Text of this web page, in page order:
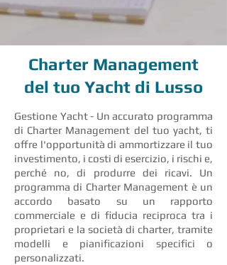
Charter Management
del tuo Yacht di Lusso
Gestione Yacht - Un accurato programma
di Charter Management del tuo yacht, ti
offre l'opportunità di ammortizzare il tuo
investimento, i costi di esercizio, i rischi e,
perché no, di produrre dei ricavi. Un
programma di Charter Management è un
accordo basato su un rapporto
commerciale e di fiducia reciproca tra i
proprietari e la società di charter, tramite
modelli e pianificazioni specifici o
personalizzati.